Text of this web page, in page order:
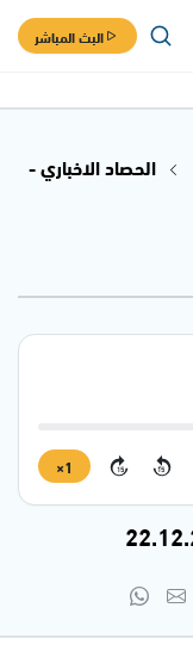
البث المباشر
الحصاد الاخباري -
15
15
1×